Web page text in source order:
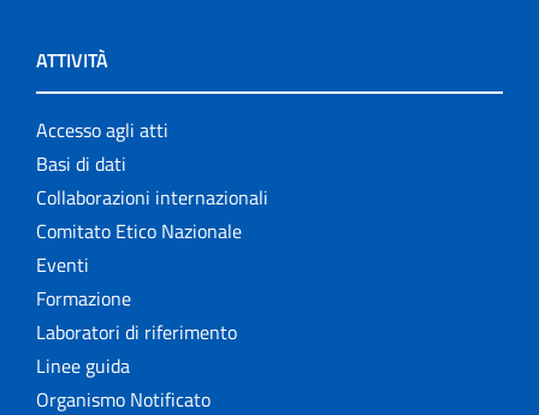
ATTIVITÀ
Accesso agli atti
Basi di dati
Collaborazioni internazionali
Comitato Etico Nazionale
Eventi
Formazione
Laboratori di riferimento
Linee guida
Organismo Notificato